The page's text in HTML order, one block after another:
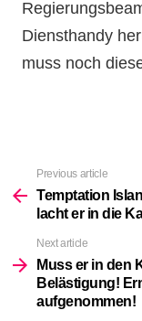
Diensthandy
muss noch
more
Previous article
Temptation
lacht er in die
Next article
Muss er in den
Belästigung!
aufgenommen!